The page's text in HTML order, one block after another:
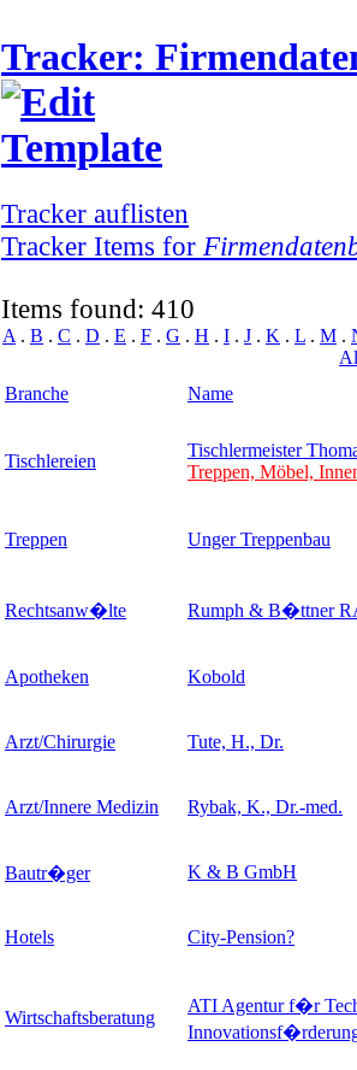
Tracker:
Tracker auflisten
Tracker Items for
Items found: 410
A . B . C . D . E . F . G . H . I . J . K . L . M .
Branche
Name
Tischlereien
Tischlermeister
Treppen, Möbel,
Treppen Unger Treppenbau
Rechtsanw�lte Rumph & B�ttner
Apotheken Kobold
Arzt/Chirurgie Tute, H., Dr.
Arzt/Innere Medizin Rybak, K., Dr.-med.
Bautr�ger K & B GmbH
Hotels City-Pension?
Wirtschaftsberatung
ATI Agentur f�r